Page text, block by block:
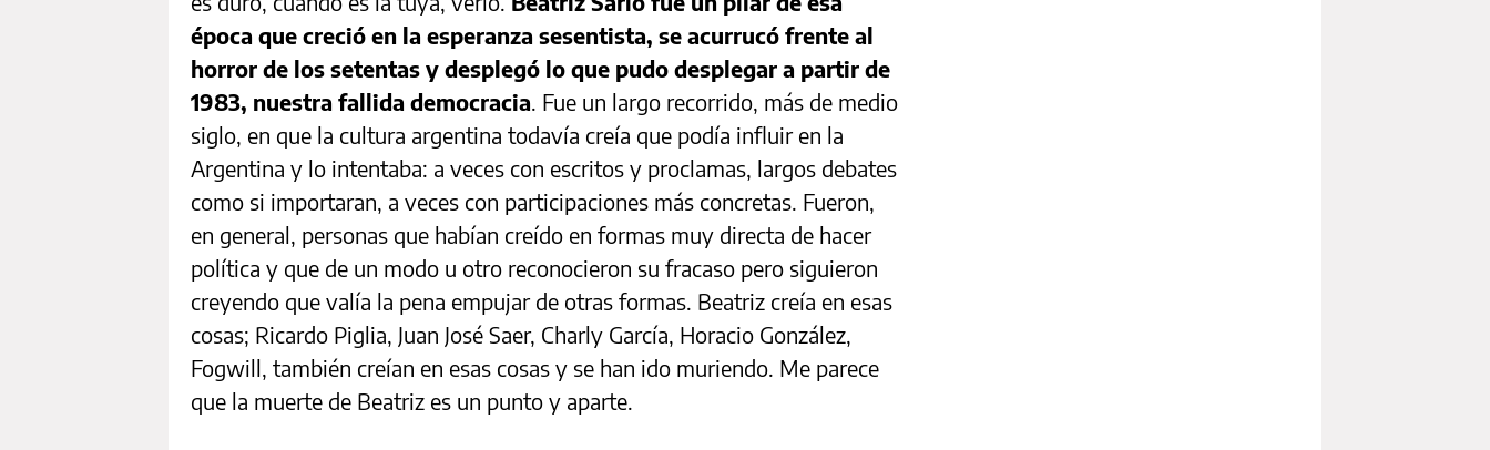
época que creció en la esperanza sesentista, se acurrucó frente al
horror de los setentas y desplegó lo que pudo desplegar a partir de
1983, nuestra fallida democracia. Fue un largo recorrido, más de medio
siglo, en que la cultura argentina todavía creía que podía influir en la
Argentina y lo intentaba: a veces con escritos y proclamas, largos debates
como si importaran, a veces con participaciones más concretas. Fueron,
en general, personas que habían creído en formas muy directa de hacer
política y que de un modo u otro reconocieron su fracaso pero siguieron
creyendo que valía la pena empujar de otras formas. Beatriz creía en esas
cosas; Ricardo Piglia, Juan José Saer, Charly García, Horacio González,
Fogwill, también creían en esas cosas y se han ido muriendo. Me parece
que la muerte de Beatriz es un punto y aparte.